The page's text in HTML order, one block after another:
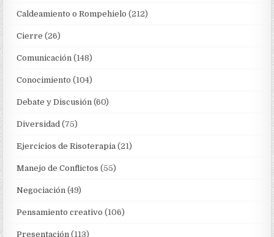
Caldeamiento o Rompehielo (212)
Cierre (26)
Comunicación (148)
Conocimiento (104)
Debate y Discusión (60)
Diversidad (75)
Ejercicios de Risoterapia (21)
Manejo de Conflictos (55)
Negociación (49)
Pensamiento creativo (106)
Presentación (113)